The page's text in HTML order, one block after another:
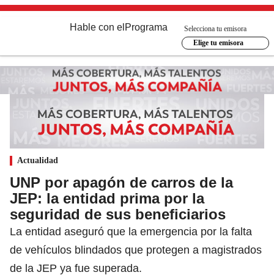
Hable con el Programa
Selecciona tu emisora
Elige tu emisora
Actualidad
UNP por apagón de carros de la
JEP: la entidad prima por la
seguridad de sus beneficiarios
La entidad aseguró que la emergencia por la falta
de vehículos blindados que protegen a magistrados
de la JEP ya fue superada.